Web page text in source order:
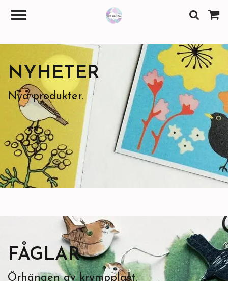
NYHETER
Nya produkter.
FÅGLAR
Örhängen av krympplast.